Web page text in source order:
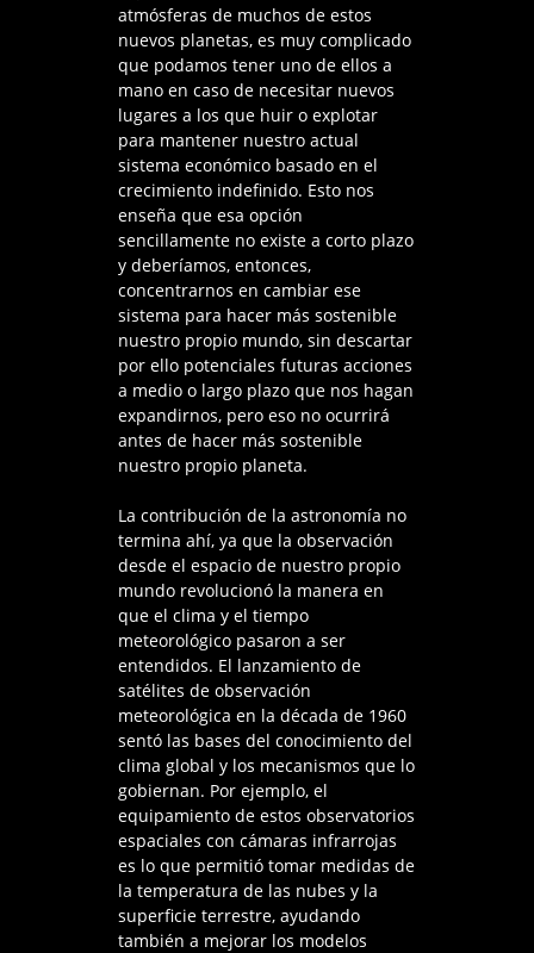
atmósferas de muchos de estos
nuevos planetas, es muy complicado
que podamos tener uno de ellos a
mano en caso de necesitar nuevos
lugares a los que huir o explotar
para mantener nuestro actual
sistema económico basado en el
crecimiento indefinido. Esto nos
enseña que esa opción
sencillamente no existe a corto plazo
y deberíamos, entonces,
concentrarnos en cambiar ese
sistema para hacer más sostenible
nuestro propio mundo, sin descartar
por ello potenciales futuras acciones
a medio o largo plazo que nos hagan
expandirnos, pero eso no ocurrirá
antes de hacer más sostenible
nuestro propio planeta.
La contribución de la astronomía no
termina ahí, ya que la observación
desde el espacio de nuestro propio
mundo revolucionó la manera en
que el clima y el tiempo
meteorológico pasaron a ser
entendidos. El lanzamiento de
satélites de observación
meteorológica en la década de 1960
sentó las bases del conocimiento del
clima global y los mecanismos que lo
gobiernan. Por ejemplo, el
equipamiento de estos observatorios
espaciales con cámaras infrarrojas
es lo que permitió tomar medidas de
la temperatura de las nubes y la
superficie terrestre, ayudando
también a mejorar los modelos